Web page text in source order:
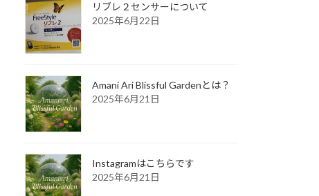
リブレ２センサーについて
2025年6月22日
Amani Ari Blissful Gardenとは？
2025年6月21日
Instagramはこちらです
2025年6月21日